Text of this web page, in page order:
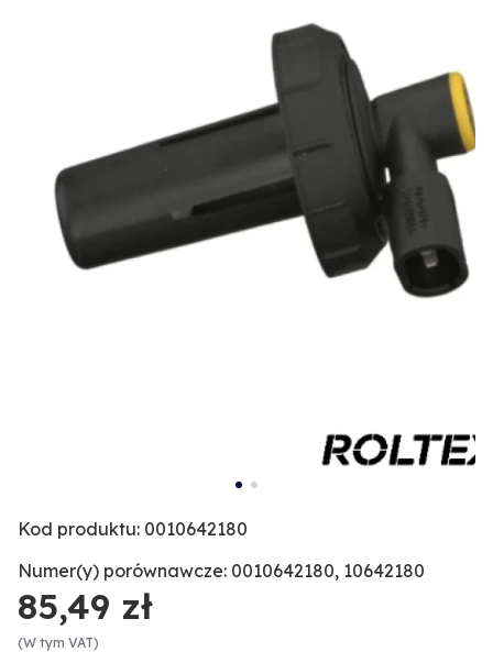
Kod produktu: 0010642180
Numer(y) porównawcze: 0010642180, 10642180
85,49 zł
(W tym VAT)